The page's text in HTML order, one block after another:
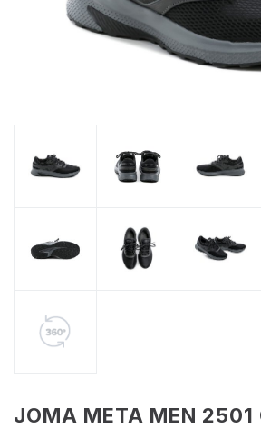
JOMA META MEN 2501